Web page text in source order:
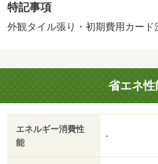
ので、一人暮らしの方にもおすす
お問合せはアパマンショップ仙台
特記事項
外観タイル張り・初期費用カード
省エネ性
エネルギー消費性
能
-